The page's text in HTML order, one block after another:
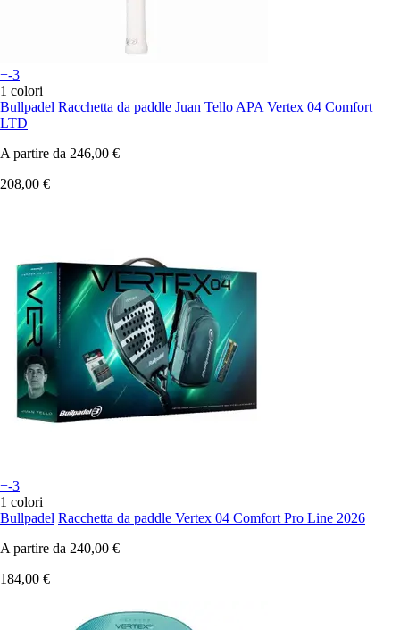
+-3
1 colori
Bullpadel Racchetta da paddle Juan Tello APA Vertex 04 Comfort
LTD
A partire da 246,00 €
208,00 €
+-3
1 colori
Bullpadel Racchetta da paddle Vertex 04 Comfort Pro Line 2026
A partire da 240,00 €
184,00 €